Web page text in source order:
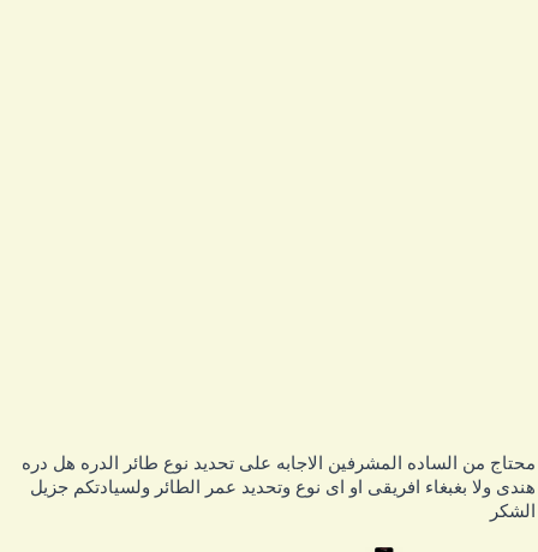
من الساده المشرفين الاجابه على تحديد نوع طائر الدره هل دره
ولا بغبغاء افريقى او اى نوع وتحديد عمر الطائر ولسيادتكم جزيل